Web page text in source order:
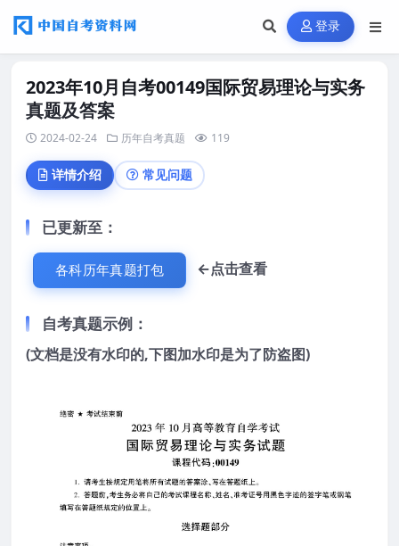
登录
2023年10月自考00149国际贸易理论与实务
真题及答案
2024-02-24 历年自考真题 119
详情介绍 常见问题
已更新至 ：
各科历年真题打包 ←点击查看
自考真题示例：
(文档是没有水印的,下图加水印是为了防盗图)